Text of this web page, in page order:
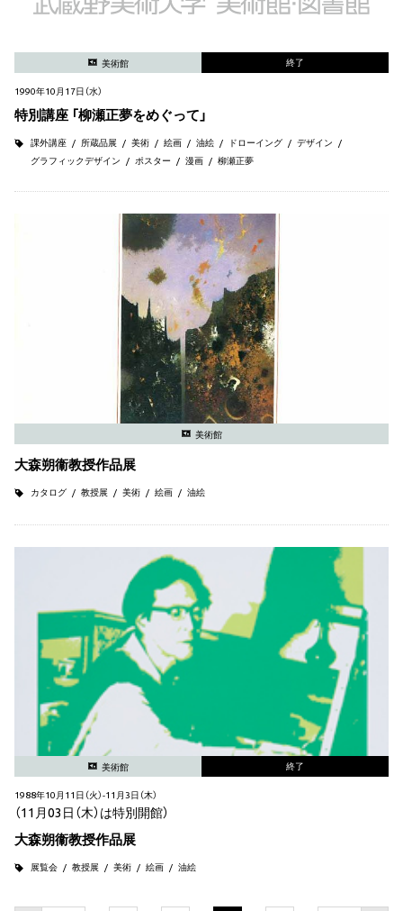
美術館 終了
1990年10月17日（水）
特別講座 「柳瀬正夢をめぐって」
課外講座 所蔵品展 美術 絵画 油絵 ドローイング
デザイン
グラフィックデザイン
ポスター 漫画 柳瀬正夢
美術館
大森朔衞教授作品展
カタログ 教授展 美術 絵画 油絵
美術館 終了
1988年10月11日（火）-11月3日（木）
（11月03日（木）は特別開館）
大森朔衞教授作品展
展覧会 教授展 美術 絵画 油絵